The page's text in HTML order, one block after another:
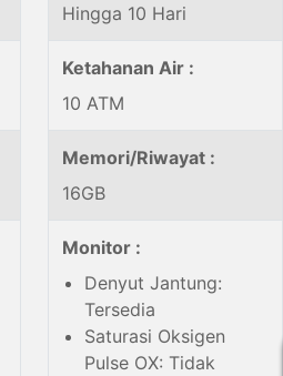
Hingga 10 Hari
Ketahanan Air :
10 ATM
Memori/Riwayat :
16GB
Monitor :
Denyut Jantung:
Tersedia
Saturasi Oksigen
Pulse OX: Tidak